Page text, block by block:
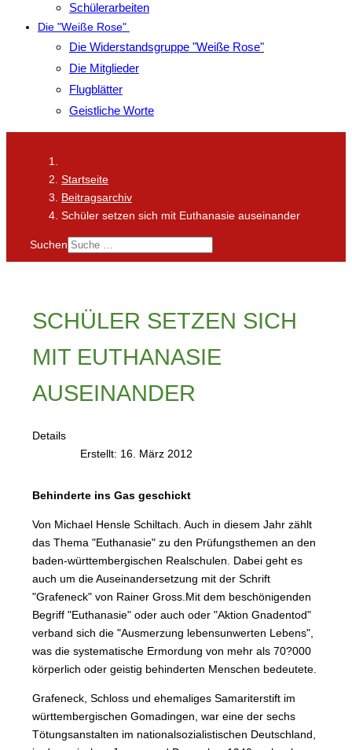
Schülerarbeiten
Die "Weiße Rose"
Die Widerstandsgruppe "Weiße Rose"
Die Mitglieder
Flugblätter
Geistliche Worte
Startseite
Beitragsarchiv
Schüler setzen sich mit Euthanasie auseinander
Suchen
SCHÜLER SETZEN SICH
MIT EUTHANASIE
AUSEINANDER
Details
Erstellt: 16. März 2012
Behinderte ins Gas geschickt
Von Michael Hensle Schiltach. Auch in diesem Jahr zählt
das Thema "Euthanasie" zu den Prüfungsthemen an den
baden-württembergischen Realschulen. Dabei geht es
auch um die Auseinandersetzung mit der Schrift
"Grafeneck" von Rainer Gross.Mit dem beschönigenden
Begriff "Euthanasie" oder auch oder "Aktion Gnadentod"
verband sich die "Ausmerzung lebensunwerten Lebens",
was die systematische Ermordung von mehr als 70?000
körperlich oder geistig behinderten Menschen bedeutete.
Grafeneck, Schloss und ehemaliges Samariterstift im
württembergischen Gomadingen, war eine der sechs
Tötungsanstalten im nationalsozialistischen Deutschland,